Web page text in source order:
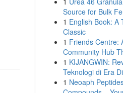
Source for Bulk
1 English Book: A
Classic
1 Friends Centre:
Community Hub
1 KIJANGWIN:
Teknologi di Era
1 Neoaph